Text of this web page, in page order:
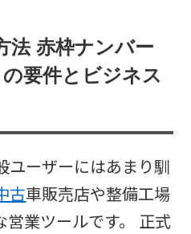
法 赤枠ナンバー
の要件とビジネス
ユーザーにはあまり馴
古車販売店や整備工場
営業ツールです。 正式